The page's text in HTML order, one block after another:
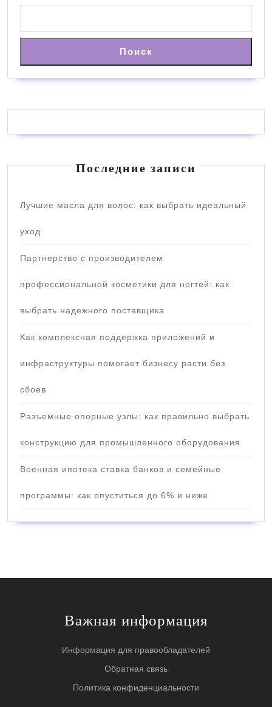
Поиск
Последние записи
Лучшие масла для волос: как выбрать идеальный
уход
Партнерство с производителем
профессиональной косметики для ногтей: как
выбрать надежного поставщика
Как комплексная поддержка приложений и
инфраструктуры помогает бизнесу расти без
сбоев
Разъемные опорные узлы: как правильно выбрать
конструкцию для промышленного оборудования
Военная ипотека ставка банков и семейные
программы: как опуститься до 6% и ниже
Важная информация
Информация для правообладателей
Обратная связь
Политика конфиденциальности